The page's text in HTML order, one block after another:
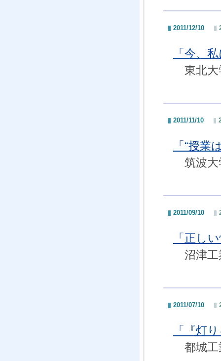
2011/12/10
「今、
東北大
2011/11/10
「“授
筑波大
2011/09/10
「正し
沼津工
2011/07/10
「『灯
都城工